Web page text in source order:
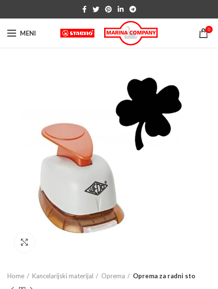
MENI 0
Home Kancelarijski materijal Oprema Oprema za radni sto